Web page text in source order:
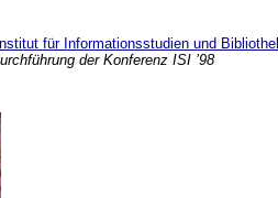
Institut für Informationsstudien und
der Konferenz ISI ’98